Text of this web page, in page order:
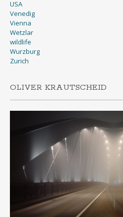
USA
Venedig
Vienna
Wetzlar
wildlife
Wurzburg
Zurich
OLIVER KRAUTSCHEID